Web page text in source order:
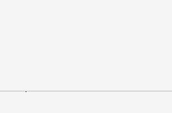
·